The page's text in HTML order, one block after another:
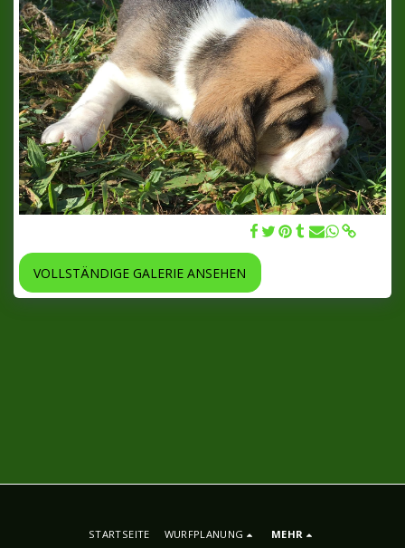
VOLLSTÄNDIGE GALERIE ANSEHEN
STARTSEITE WURFPLANUNG MEHR